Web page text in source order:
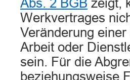
Abs. 2 BGB zeigt,
Werkvertrages
Veränderung
Arbeit oder
sein. Für die
beziehungsweise